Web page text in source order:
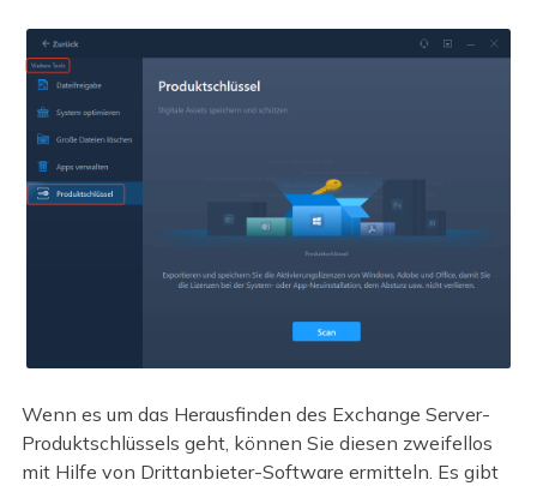
Wenn es um das Herausfinden des Exchange Server-
Produktschlüssels geht, können Sie diesen zweifellos
mit Hilfe von Drittanbieter-Software ermitteln. Es gibt